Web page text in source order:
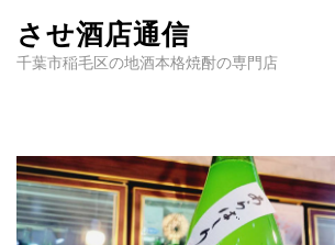
させ酒店通信
千葉市稲毛区の地酒本格焼酎の専門店